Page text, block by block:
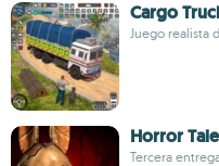
Cargo
Juego realista
Horror
Tercera